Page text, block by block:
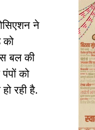
ने
को
बल की
को
रही है.